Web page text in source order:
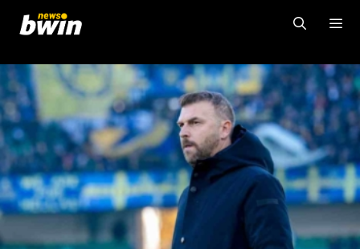
contenuto
MENU